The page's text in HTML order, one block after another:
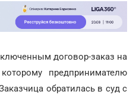
договор-заказ на
предпринимателю
обратилась в суд с